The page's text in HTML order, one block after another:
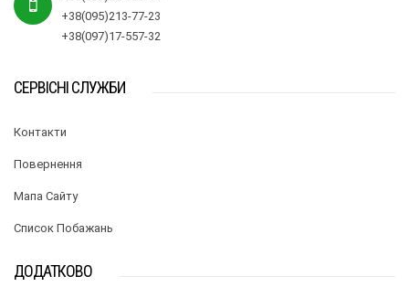
+38(095)213-77-23
+38(097)17-557-32
СЕРВІСНІ СЛУЖБИ
Контакти
Повернення
Мапа Сайту
Список Побажань
ДОДАТКОВО